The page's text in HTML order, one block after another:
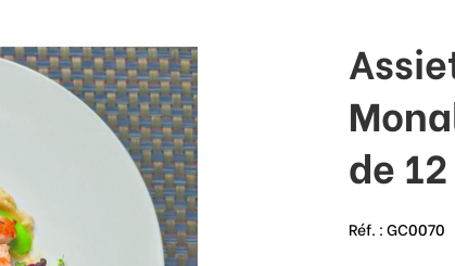
de 12
Réf. :GC0070